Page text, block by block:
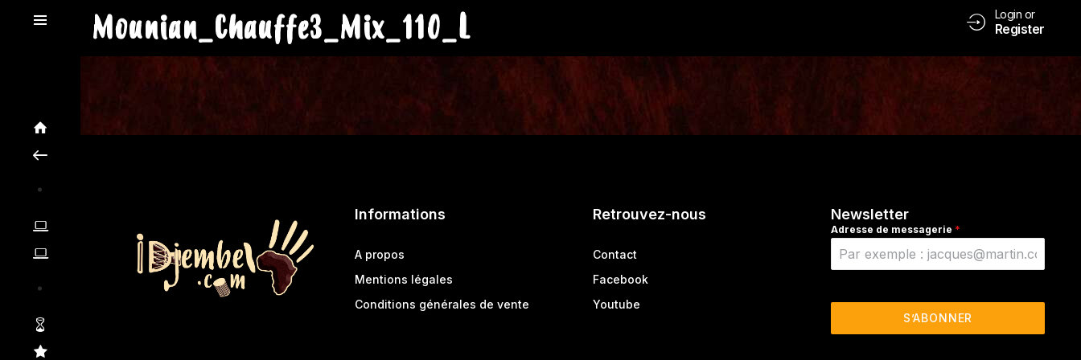
Mounian_Chauffe3_Mix_110_L Login or
Register
Informations
A propos
Mentions légales
Conditions générales de vente
Retrouvez-nous
Contact
Facebook
Youtube
Newsletter
Adresse de messagerie *
S’ABONNER